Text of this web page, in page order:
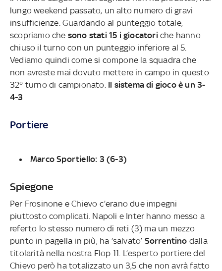
lungo weekend passato, un alto numero di gravi
insufficienze. Guardando al punteggio totale,
scopriamo che sono stati 15 i giocatori che hanno
chiuso il turno con un punteggio inferiore al 5.
Vediamo quindi come si compone la squadra che
non avreste mai dovuto mettere in campo in questo
32° turno di campionato. Il sistema di gioco è un 3-
4-3
Portiere
Marco Sportiello: 3 (6-3)
Spiegone
Per Frosinone e Chievo c’erano due impegni
piuttosto complicati. Napoli e Inter hanno messo a
referto lo stesso numero di reti (3) ma un mezzo
punto in pagella in più, ha ‘salvato’ Sorrentino dalla
titolarità nella nostra Flop 11. L’esperto portiere del
Chievo però ha totalizzato un 3,5 che non avrà fatto